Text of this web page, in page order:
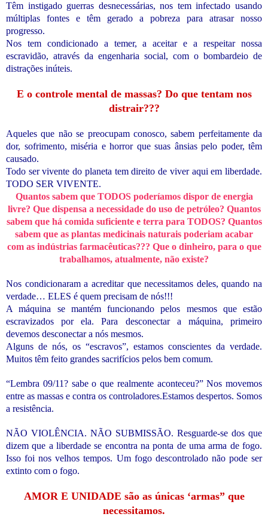
Têm instigado guerras desnecessárias, nos tem infectado usando
múltiplas fontes e têm gerado a pobreza para atrasar nosso
progresso.
Nos tem condicionado a temer, a aceitar e a respeitar nossa
escravidão, através da engenharia social, com o bombardeio de
distrações inúteis.
E o controle mental de massas? Do que tentam nos
distrair???
Aqueles que não se preocupam conosco, sabem perfeitamente da
dor, sofrimento, miséria e horror que suas ânsias pelo poder, têm
causado.
Todo ser vivente do planeta tem direito de viver aqui em liberdade.
TODO SER VIVENTE.
Quantos sabem que TODOS poderíamos dispor de energia
livre? Que dispensa a necessidade do uso de petróleo? Quantos
sabem que há comida suficiente e terra para TODOS? Quantos
sabem que as plantas medicinais naturais poderiam acabar
com as indústrias farmacêuticas??? Que o dinheiro, para o que
trabalhamos, atualmente, não existe?
Nos condicionaram a acreditar que necessitamos deles, quando na
verdade… ELES é quem precisam de nós!!!
A máquina se mantém funcionando pelos mesmos que estão
escravizados por ela. Para desconectar a máquina, primeiro
devemos desconectar a nós mesmos.
Alguns de nós, os “escravos”, estamos conscientes da verdade.
Muitos têm feito grandes sacrifícios pelos bem comum.
“Lembra 09/11? sabe o que realmente aconteceu?” Nos movemos
entre as massas e contra os controladores.Estamos despertos. Somos
a resistência.
NÃO VIOLÊNCIA. NÃO SUBMISSÃO. Resguarde-se dos que
dizem que a liberdade se encontra na ponta de uma arma de fogo.
Isso foi nos velhos tempos. Um fogo descontrolado não pode ser
extinto com o fogo.
AMOR E UNIDADE são as únicas ‘armas” que
necessitamos.